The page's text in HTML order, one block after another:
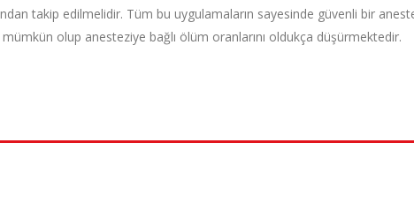
takip edilmelidir. Tüm bu uygulamaların sayesinde güvenli bir
olup anesteziye bağlı ölüm oranlarını oldukça düşürmektedir.